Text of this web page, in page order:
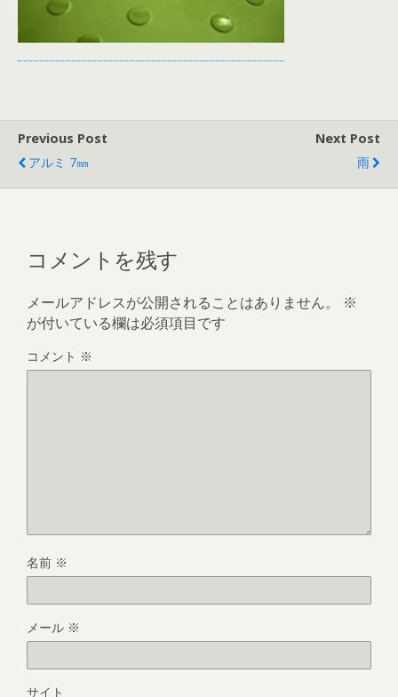
Previous Post
アルミ 7㎜
Next Post
雨
コメントを残す
メールアドレスが公開されることはありません。
※
が付いている欄は必須項目です
コメント ※
名前 ※
メール ※
サイト